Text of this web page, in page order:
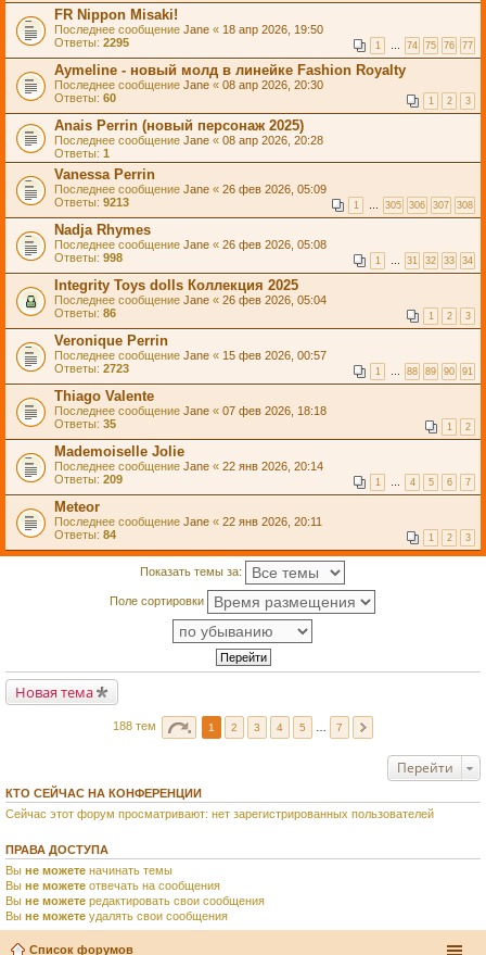
FR Nippon Misaki!
Последнее сообщение Jane « 18 апр 2026, 19:50
Ответы: 2295 1 … 74 75 76 77
Aymeline - новый молд в линейке Fashion Royalty
Последнее сообщение Jane « 08 апр 2026, 20:30
Ответы: 60 1 2 3
Anais Perrin (новый персонаж 2025)
Последнее сообщение Jane « 08 апр 2026, 20:28
Ответы: 1
Vanessa Perrin
Последнее сообщение Jane « 26 фев 2026, 05:09
Ответы: 9213 1 … 305 306 307 308
Nadja Rhymes
Последнее сообщение Jane « 26 фев 2026, 05:08
Ответы: 998 1 … 31 32 33 34
Integrity Toys dolls Коллекция 2025
Последнее сообщение Jane « 26 фев 2026, 05:04
Ответы: 86 1 2 3
Veronique Perrin
Последнее сообщение Jane « 15 фев 2026, 00:57
Ответы: 2723 1 … 88 89 90 91
Thiago Valente
Последнее сообщение Jane « 07 фев 2026, 18:18
Ответы: 35 1 2
Mademoiselle Jolie
Последнее сообщение Jane « 22 янв 2026, 20:14
Ответы: 209 1 … 4 5 6 7
Meteor
Последнее сообщение Jane « 22 янв 2026, 20:11
Ответы: 84 1 2 3
Показать темы за:
Поле сортировки
Новая тема
188 тем 1 2 3 4 5 7
Перейти
КТО СЕЙЧАС НА КОНФЕРЕНЦИИ
Сейчас этот форум просматривают: нет зарегистрированных пользователей
ПРАВА ДОСТУПА
Вы не можете начинать темы
Вы не можете отвечать на сообщения
Вы не можете редактировать свои сообщения
Вы не можете удалять свои сообщения
Список форумов